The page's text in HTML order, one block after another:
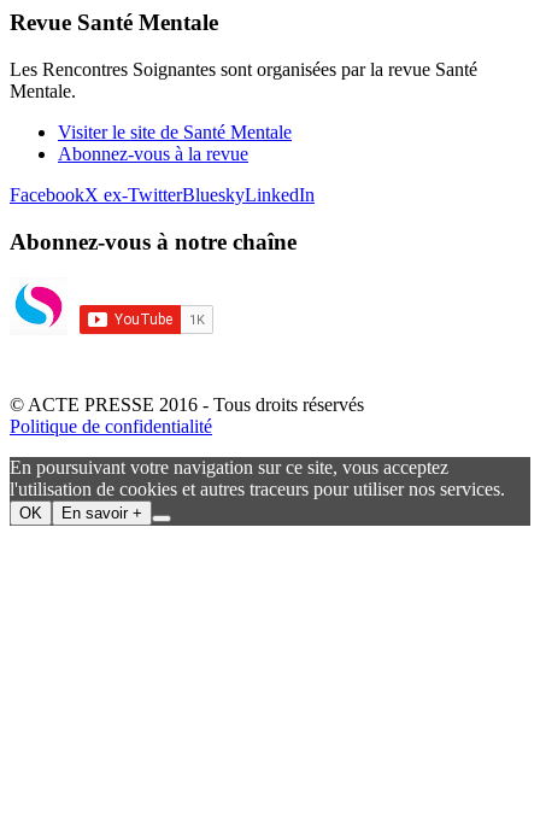
Revue Santé Mentale
Les Rencontres Soignantes sont organisées par la revue Santé
Mentale.
Visiter le site de Santé Mentale
Abonnez-vous à la revue
FacebookX ex-TwitterBlueskyLinkedIn
Abonnez-vous à notre chaîne
© ACTE PRESSE 2016 - Tous droits réservés
Politique de confidentialité
En poursuivant votre navigation sur ce site, vous acceptez
l'utilisation de cookies et autres traceurs pour utiliser nos services.
OK En savoir +